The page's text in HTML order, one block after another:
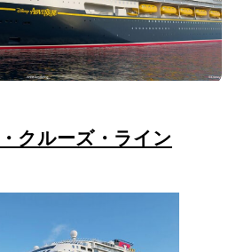
クルーズ・ライン